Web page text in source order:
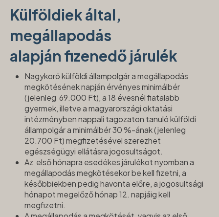
Külföldiek által,
megállapodás
alapján fizenedő járulék
Nagykoró külföldi állampolgár a megállapodás
megkötésének napján érvényes minimálbér
(jelenleg 69.000 Ft), a 18 évesnél fiatalabb
gyermek, illetve a magyarországi oktatási
intézményben nappali tagozaton tanuló külföldi
állampolgár a minimálbér 30 %-ának (jelenleg
20.700 Ft) megfizetésével szerezhet
egészségügyi ellátásra jogosultságot.
Az első hónapra esedékes járulékot nyomban a
megállapodás megkötésekor be kell fizetni, a
későbbiekben pedig havonta előre, a jogosultsági
hónapot megelőző hónap 12. napjáig kell
megfizetni.